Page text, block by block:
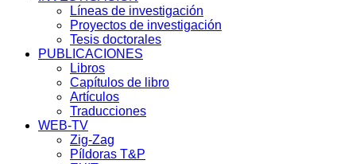
Líneas de investigación
Proyectos de investigación
Tesis doctorales
PUBLICACIONES
Libros
Capítulos de libro
Artículos
Traducciones
WEB-TV
Zig-Zag
Píldoras T&P